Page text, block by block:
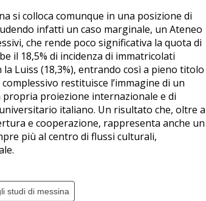
si colloca comunque in una posizione di
infatti un caso marginale, un Ateneo
che rende poco significativa la quota di
il 18,5% di incidenza di immatricolati
Luiss (18,3%), entrando così a pieno titolo
restituisce l’immagine di un
propria proiezione internazionale e di
italiano. Un risultato che, oltre a
e cooperazione, rappresenta anche un
più al centro di flussi culturali,
studi di messina